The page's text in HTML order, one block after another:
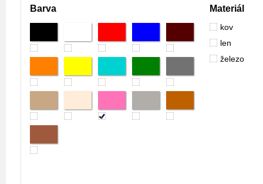
Barva Materiál
kov
len
železo